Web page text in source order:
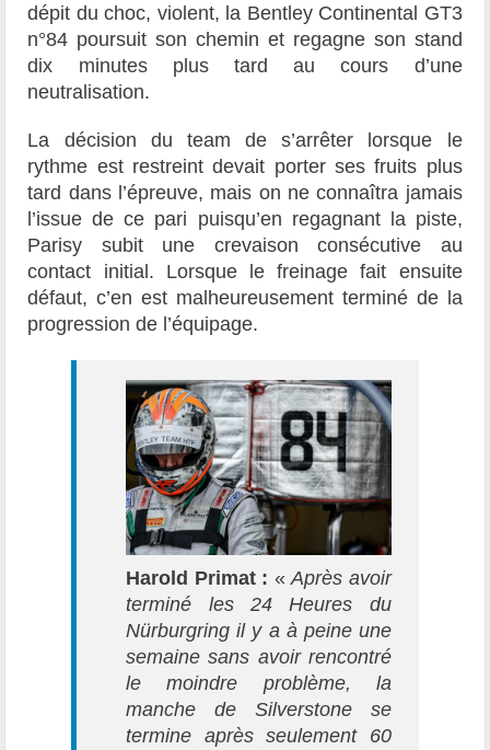
dépit du choc, violent, la Bentley Continental GT3
n°84 poursuit son chemin et regagne son stand
dix minutes plus tard au cours d’une
neutralisation.
La décision du team de s’arrêter lorsque le
rythme est restreint devait porter ses fruits plus
tard dans l’épreuve, mais on ne connaîtra jamais
l’issue de ce pari puisqu’en regagnant la piste,
Parisy subit une crevaison consécutive au
contact initial. Lorsque le freinage fait ensuite
défaut, c’en est malheureusement terminé de la
progression de l’équipage.
Harold Primat : «Après avoir
terminé les 24 Heures du
Nürburgring il y a à peine une
semaine sans avoir rencontré
le moindre problème, la
manche de Silverstone se
termine après seulement 60